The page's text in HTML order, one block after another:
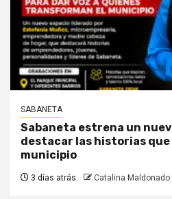
SABANETA
Sabaneta estrena un
destacar las historias que
municipio
3 días atrás Catalina Maldonado